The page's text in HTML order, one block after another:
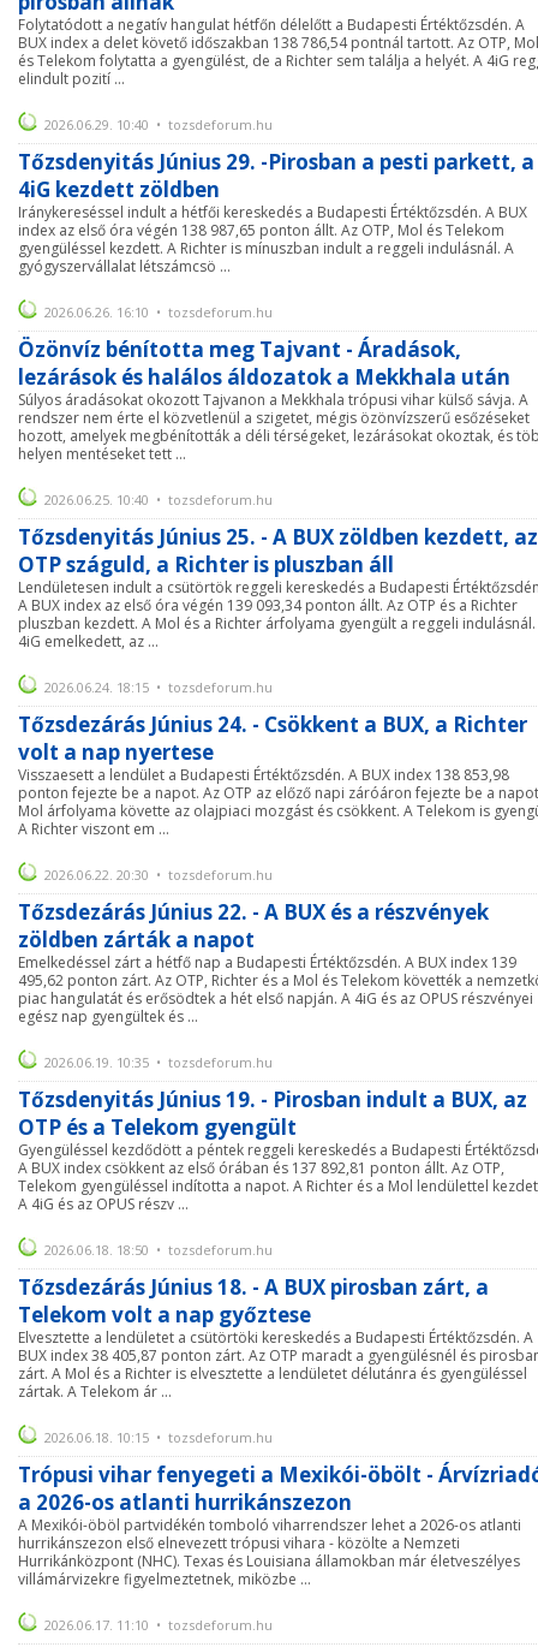
Folytatódott a negatív hangulat hétfőn délelőtt a Budapesti Értéktőzsdén. A
BUX index a delet követő időszakban 138 786,54 pontnál tartott. Az OTP, Mol
és Telekom folytatta a gyengülést, de a Richter sem találja a helyét. A 4iG
elindult pozití ...
2026.06.29. 10:40 • tozsdeforum.hu
Tőzsdenyitás Június 29. -Pirosban a pesti parkett, a
4iG kezdett zöldben
Iránykereséssel indult a hétfői kereskedés a Budapesti Értéktőzsdén. A BUX
index az első óra végén 138 987,65 ponton állt. Az OTP, Mol és Telekom
gyengüléssel kezdett. A Richter is mínuszban indult a reggeli indulásnál. A
gyógyszervállalat létszámcsö ...
2026.06.26. 16:10 • tozsdeforum.hu
Özönvíz bénította meg Tajvant - Áradások,
lezárások és halálos áldozatok a Mekkhala után
Súlyos áradásokat okozott Tajvanon a Mekkhala trópusi vihar külső sávja. A
rendszer nem érte el közvetlenül a szigetet, mégis özönvízszerű esőzéseket
hozott, amelyek megbénították a déli térségeket, lezárásokat okoztak, és
helyen mentéseket tett ...
2026.06.25. 10:40 • tozsdeforum.hu
Tőzsdenyitás Június 25. - A BUX zöldben kezdett, az
OTP száguld, a Richter is pluszban áll
Lendületesen indult a csütörtök reggeli kereskedés a Budapesti
A BUX index az első óra végén 139 093,34 ponton állt. Az OTP és a Richter
pluszban kezdett. A Mol és a Richter árfolyama gyengült a reggeli indulásnál.
4iG emelkedett, az ...
2026.06.24. 18:15 • tozsdeforum.hu
Tőzsdezárás Június 24. - Csökkent a BUX, a Richter
volt a nap nyertese
Visszaesett a lendület a Budapesti Értéktőzsdén. A BUX index 138 853,98
ponton fejezte be a napot. Az OTP az előző napi záróáron fejezte be a
Mol árfolyama követte az olajpiaci mozgást és csökkent. A Telekom is
A Richter viszont em ...
2026.06.22. 20:30 • tozsdeforum.hu
Tőzsdezárás Június 22. - A BUX és a részvények
zöldben zárták a napot
Emelkedéssel zárt a hétfő nap a Budapesti Értéktőzsdén. A BUX index 139
495,62 ponton zárt. Az OTP, Richter és a Mol és Telekom követték a
piac hangulatát és erősödtek a hét első napján. A 4iG és az OPUS részvényei
egész nap gyengültek és ...
2026.06.19. 10:35 • tozsdeforum.hu
Tőzsdenyitás Június 19. - Pirosban indult a BUX, az
OTP és a Telekom gyengült
Gyengüléssel kezdődött a péntek reggeli kereskedés a Budapesti
A BUX index csökkent az első órában és 137 892,81 ponton állt. Az OTP,
Telekom gyengüléssel indította a napot. A Richter és a Mol lendülettel
A 4iG és az OPUS részv ...
2026.06.18. 18:50 • tozsdeforum.hu
Tőzsdezárás Június 18. - A BUX pirosban zárt, a
Telekom volt a nap győztese
Elvesztette a lendületet a csütörtöki kereskedés a Budapesti Értéktőzsdén. A
BUX index 38 405,87 ponton zárt. Az OTP maradt a gyengülésnél és
zárt. A Mol és a Richter is elvesztette a lendületet délutánra és gyengüléssel
zártak. A Telekom ár ...
2026.06.18. 10:15 • tozsdeforum.hu
Trópusi vihar fenyegeti a Mexikói-öbölt -
a 2026-os atlanti hurrikánszezon
A Mexikói-öböl partvidékén tomboló viharrendszer lehet a 2026-os atlanti
hurrikánszezon első elnevezett trópusi vihara - közölte a Nemzeti
Hurrikánközpont (NHC). Texas és Louisiana államokban már életveszélyes
villámárvizekre figyelmeztetnek, miközbe ...
2026.06.17. 11:10 • tozsdeforum.hu